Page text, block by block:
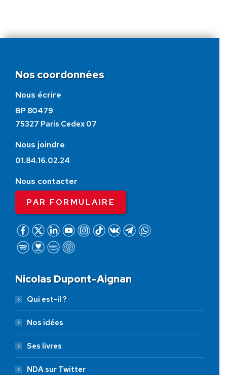
Nos coordonnées
Nous écrire
BP 80479
75327 Paris Cedex 07
Nous joindre
01.84.16.02.24
Nous contacter
PAR FORMULAIRE
Nicolas Dupont-Aignan
Qui est-il ?
Nos idées
Ses livres
NDA sur Twitter